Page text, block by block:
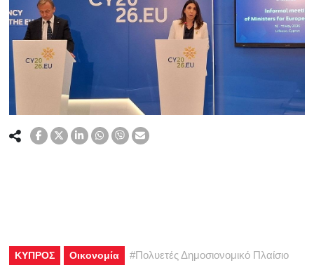
ΚΥΠΡΟΣ Οικονομία #Πολυετές Δημοσιονομικό Πλαίσιο